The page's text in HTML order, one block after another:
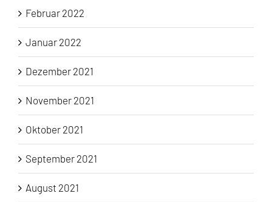
Februar 2022
Januar 2022
Dezember 2021
November 2021
Oktober 2021
September 2021
August 2021